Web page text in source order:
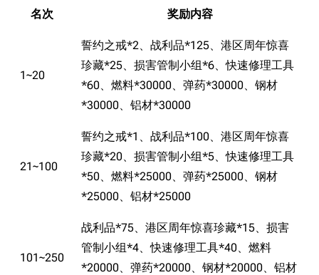
名次 奖励内容
1~20
誓约之戒*2、战利品*125、港区周年惊喜
珍藏*25、损害管制小组*6、快速修理工具
*60、燃料*30000、弹药*30000、钢材
*30000、铝材*30000
21~100
誓约之戒*1、战利品*100、港区周年惊喜
珍藏*20、损害管制小组*5、快速修理工具
*50、燃料*25000、弹药*25000、钢材
*25000、铝材*25000
101~250
战利品*75、港区周年惊喜珍藏*15、损害
管制小组*4、快速修理工具*40、燃料
*20000、弹药*20000、钢材*20000、铝材